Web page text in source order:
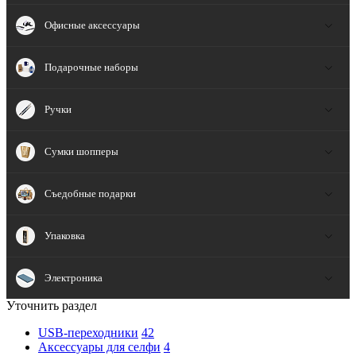
Офисные аксессуары
Подарочные наборы
Ручки
Сумки шопперы
Съедобные подарки
Упаковка
Электроника
Уточнить раздел
USB-переходники 42
Аксессуары для селфи 4